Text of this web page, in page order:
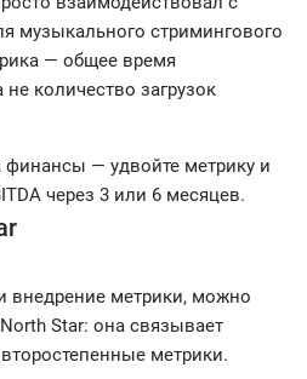
музыкального стримингового
— общее время
количество загрузок
финансы — удвойте метрику и
через 3 или 6 месяцев.
внедрение метрики, можно
Star: она связывает
метрики.